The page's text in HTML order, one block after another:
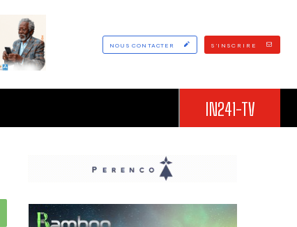
NOUS CONTACTER S'INSCRIRE
IN241-TV